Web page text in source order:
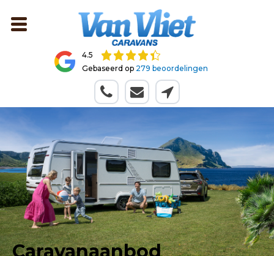
4.5
Gebaseerd op 279 beoordelingen
Caravanaanbod